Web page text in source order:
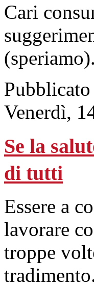
Cari
(speriamo).
Venerdì,
Se la
di tutti
Essere a
lavorare
troppe